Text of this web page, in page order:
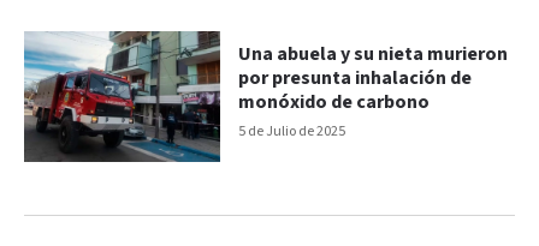
5 de Julio de 2025
Una abuela y su nieta murieron
por presunta inhalación de
monóxido de carbono